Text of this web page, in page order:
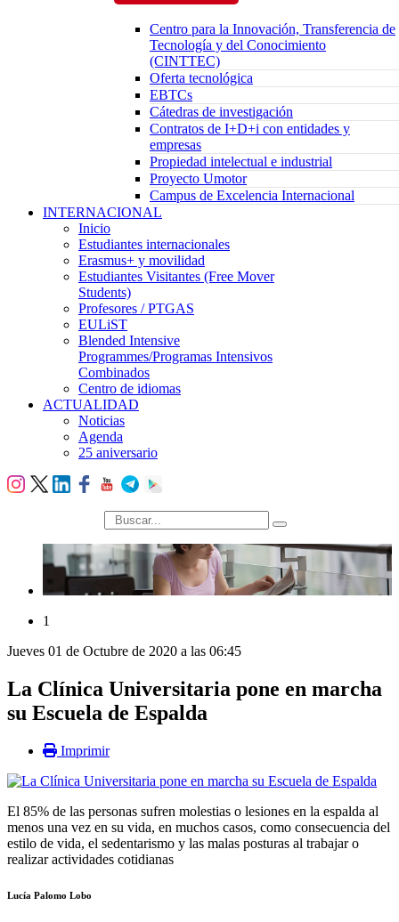
Centro para la Innovación, Transferencia de
Tecnología y del Conocimiento
(CINTTEC)
Oferta tecnológica
EBTCs
Cátedras de investigación
Contratos de I+D+i con entidades y
empresas
Propiedad intelectual e industrial
Proyecto Umotor
Campus de Excelencia Internacional
INTERNACIONAL
Inicio
Estudiantes internacionales
Erasmus+ y movilidad
Estudiantes Visitantes (Free Mover
Students)
Profesores / PTGAS
EULiST
Blended Intensive
Programmes/Programas Intensivos
Combinados
Centro de idiomas
ACTUALIDAD
Noticias
Agenda
25 aniversario
búsqueda
1
Jueves 01 de Octubre de 2020 a las 06:45
La Clínica Universitaria pone en marcha
su Escuela de Espalda
Imprimir
El 85% de las personas sufren molestias o lesiones en la espalda al
menos una vez en su vida, en muchos casos, como consecuencia del
estilo de vida, el sedentarismo y las malas posturas al trabajar o
realizar actividades cotidianas
Lucía Palomo Lobo